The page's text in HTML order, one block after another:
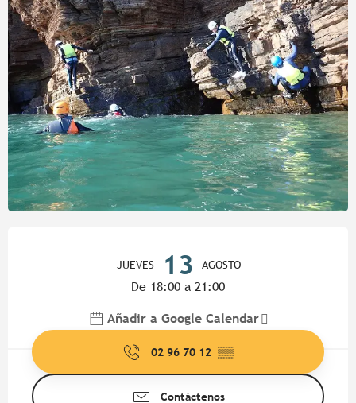
JUEVES 13 AGOSTO
De 18:00 a 21:00
Añadir a Google Calendar
02 96 70 12 ▒▒
Contáctenos